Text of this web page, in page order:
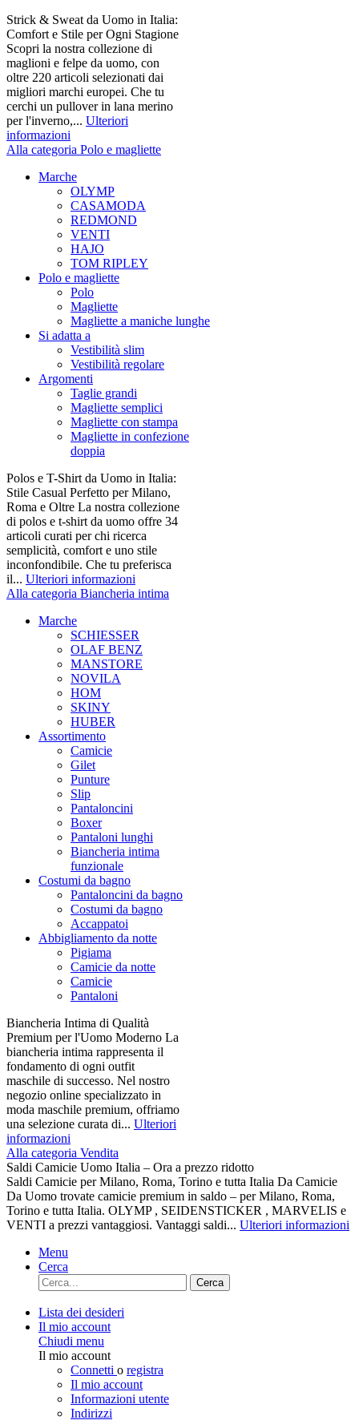
Strick & Sweat da Uomo in Italia:
Comfort e Stile per Ogni Stagione
Scopri la nostra collezione di
maglioni e felpe da uomo, con
oltre 220 articoli selezionati dai
migliori marchi europei. Che tu
cerchi un pullover in lana merino
per l'inverno,... Ulteriori
informazioni
Alla categoria Polo e magliette
Marche
OLYMP
CASAMODA
REDMOND
VENTI
HAJO
TOM RIPLEY
Polo e magliette
Polo
Magliette
Magliette a maniche lunghe
Si adatta a
Vestibilità slim
Vestibilità regolare
Argomenti
Taglie grandi
Magliette semplici
Magliette con stampa
Magliette in confezione
doppia
Polos e T-Shirt da Uomo in Italia:
Stile Casual Perfetto per Milano,
Roma e Oltre La nostra collezione
di polos e t-shirt da uomo offre 34
articoli curati per chi ricerca
semplicità, comfort e uno stile
inconfondibile. Che tu preferisca
il... Ulteriori informazioni
Alla categoria Biancheria intima
Marche
SCHIESSER
OLAF BENZ
MANSTORE
NOVILA
HOM
SKINY
HUBER
Assortimento
Camicie
Gilet
Punture
Slip
Pantaloncini
Boxer
Pantaloni lunghi
Biancheria intima
funzionale
Costumi da bagno
Pantaloncini da bagno
Costumi da bagno
Accappatoi
Abbigliamento da notte
Pigiama
Camicie da notte
Camicie
Pantaloni
Biancheria Intima di Qualità
Premium per l'Uomo Moderno La
biancheria intima rappresenta il
fondamento di ogni outfit
maschile di successo. Nel nostro
negozio online specializzato in
moda maschile premium, offriamo
una selezione curata di... Ulteriori
informazioni
Alla categoria Vendita
Saldi Camicie Uomo Italia – Ora a prezzo ridotto
Saldi Camicie per Milano, Roma, Torino e tutta Italia Da Camicie
Da Uomo trovate camicie premium in saldo – per Milano, Roma,
Torino e tutta Italia. OLYMP , SEIDENSTICKER , MARVELIS e
VENTI a prezzi vantaggiosi. Vantaggi saldi... Ulteriori informazioni
Menu
Cerca
Cerca
Lista dei desideri
Il mio account
Chiudi menu
Il mio account
Connetti o registra
Il mio account
Informazioni utente
Indirizzi